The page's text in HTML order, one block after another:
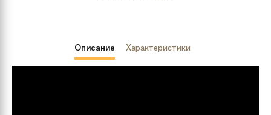
Описание Характеристики